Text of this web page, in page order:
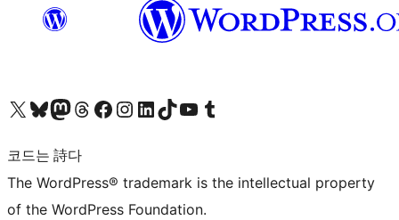
X(이전 트위터) 계정 방문하기블루스카이 계정 방문하기마스토돈 계정 방문하기스레드 계정 방문하기 페이스북 페이지 방문하기인스타그램 계정 방문하기 LinkedIn 계정 방문하기틱톡 계정 방문하기유튜브 채널 방문하기 텀블러 계정 방문하기
코드는 詩다
The WordPress® trademark is the intellectual property
of the WordPress Foundation.